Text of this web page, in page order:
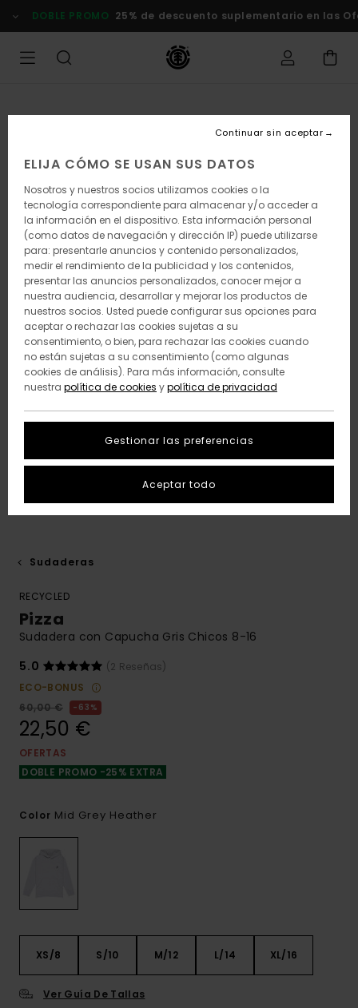
la
DOBLE PROMO 25% de descuento suplementario en las
Sudaderas
RECYCLED
Pizza
Sudadera con Capucha Gris Chicos 8-16
5.0
(2 Reseñas)
ECO-BONUS
60,00 €
63%
22,50 €
OFERTAS
DOBLE PROMO -25% EXTRA
Color Mid Grey Heather
XS/8 S/10 M/12 L/14 XL/16
Ver Guía De Tallas
ELIJA CÓMO SE USAN SUS DATOS
Nosotros y nuestros socios utilizamos cookies o la
tecnología correspondiente para almacenar y/o acceder a
la información en el dispositivo. Esta información personal
(como datos de navegación y dirección IP) puede utilizarse
para: presentarle anuncios y contenido personalizados,
medir el rendimiento de la publicidad y los contenidos,
presentar las anuncios personalizados, conocer mejor a
nuestra audiencia, desarrollar y mejorar los productos de
nuestros socios. Usted puede configurar sus opciones para
aceptar o rechazar las cookies sujetas a su
consentimiento, o bien, para rechazar las cookies cuando
no están sujetas a su consentimiento (como algunas
cookies de análisis). Para más información, consulte
nuestra política de cookies ypolítica de privacidad
Gestionar las preferencias
Continuar sin aceptar
Aceptar todo